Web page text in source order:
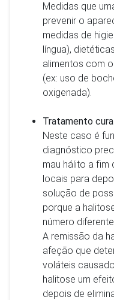
Medidas que
prevenir o
medidas de
língua),
alimentos com
(ex: uso de
oxigenada).
Tratamento
Neste caso é
diagnóstico
mau hálito a fim
locais para
solução de
porque a
número
A remissão da
afeção que
voláteis
halitose um
depois de